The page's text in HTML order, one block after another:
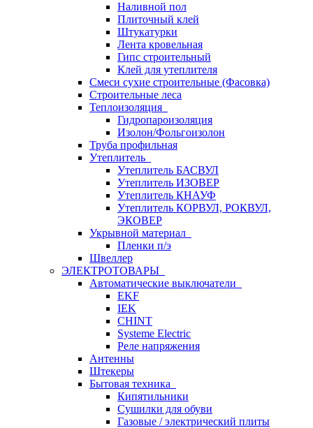
Наливной пол
Плиточный клей
Штукатурки
Лента кровельная
Гипс строительный
Клей для утеплителя
Смеси сухие строительные (Фасовка)
Строительные леса
Теплоизоляция
Гидропароизоляция
Изолон/Фольгоизолон
Труба профильная
Утеплитель
Утеплитель БАСВУЛ
Утеплитель ИЗОВЕР
Утеплитель КНАУФ
Утеплитель КОРВУЛ, РОКВУЛ,
ЭКОВЕР
Укрывной материал
Пленки п/э
Швеллер
ЭЛЕКТРОТОВАРЫ
Автоматические выключатели
EKF
IEK
CHINT
Systeme Electric
Реле напряжения
Антенны
Штекеры
Бытовая техника
Кипятильники
Сушилки для обуви
Газовые / электрический плиты